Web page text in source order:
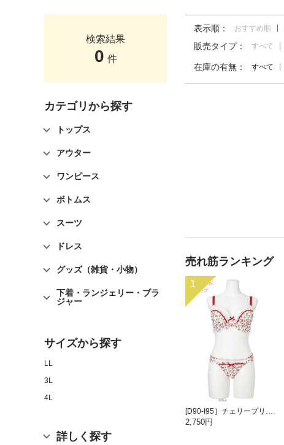
検索結果
0 件
カテゴリから探す
トップス
アウター
ワンピース
ボトムス
スーツ
ドレス
グッズ（雑貨・小物）
下着・ランジェリー・ブラ
ジャー
サイズから探す
LL
3L
4L
詳しく探す
表示順： おすすめ順
販売タイプ： すべて
在庫の有無： すべて
売れ筋ランキング
1
[D90-I95］チェリープリントブラ＆ショーツ(モールドカップ)
2,750円